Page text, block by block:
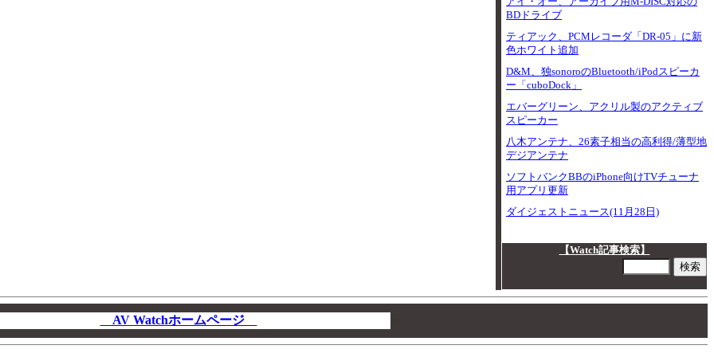
BDドライブ
ティアック、PCMレコーダ「DR-05」に新
色ホワイト追加
D&M、独sonoroのBluetooth/iPodスピーカ
ー「cuboDock」
エバーグリーン、アクリル製のアクティブ
スピーカー
八木アンテナ、26素子相当の高利得/薄型地
デジアンテナ
ソフトバンクBBのiPhone向けTVチューナ
用アプリ更新
ダイジェストニュース(11月28日)
【Watch記事検索】
AV Watchホームページ